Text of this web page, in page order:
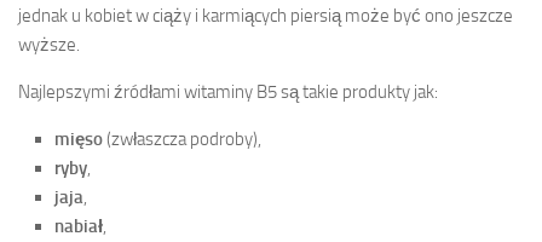
jednak u kobiet w ciąży i karmiących piersią może być ono jeszcze
wyższe.
Najlepszymi źródłami witaminy B5 są takie produkty jak:
mięso(zwłaszcza podroby),
ryby,
jaja,
nabiał,